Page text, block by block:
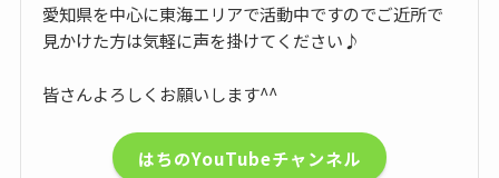
愛知県を中心に東海エリアで活動中ですのでご近所で
見かけた方は気軽に声を掛けてください♪
皆さんよろしくお願いします^^
はちのYouTubeチャンネル